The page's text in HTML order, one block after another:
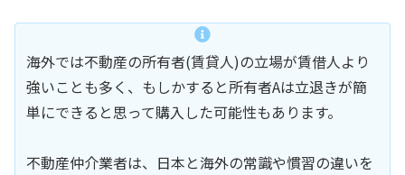
海外では不動産の所有者(賃貸人)の立場が賃借人より
強いことも多く、もしかすると所有者Aは立退きが簡
単にできると思って購入した可能性もあります。
不動産仲介業者は、日本と海外の常識や慣習の違いを